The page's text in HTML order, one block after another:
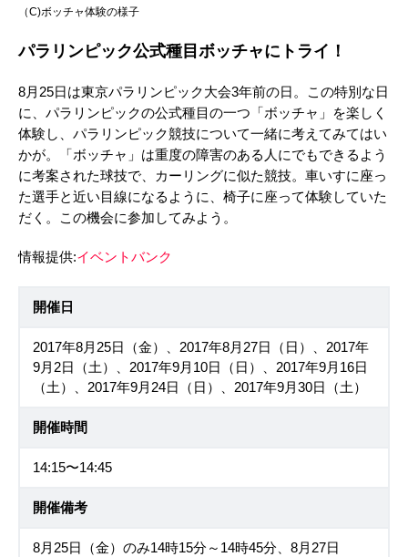
（C)ボッチャ体験の様子
パラリンピック公式種目ボッチャにトライ！
8月25日は東京パラリンピック大会3年前の日。この特別な日
に、パラリンピックの公式種目の一つ「ボッチャ」を楽しく
体験し、パラリンピック競技について一緒に考えてみてはい
かが。「ボッチャ」は重度の障害のある人にでもできるよう
に考案された球技で、カーリングに似た競技。車いすに座っ
た選手と近い目線になるように、椅子に座って体験していた
だく。この機会に参加してみよう。
情報提供:イベントバンク
開催日
2017年8月25日（金）、2017年8月27日（日）、2017年
9月2日（土）、2017年9月10日（日）、2017年9月16日
（土）、2017年9月24日（日）、2017年9月30日（土）
開催時間
14:15〜14:45
開催備考
8月25日（金）のみ14時15分～14時45分、8月27日